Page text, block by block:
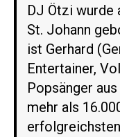
DJ Ötzi wurde
St. Johann
ist Gerhard
Entertainer,
Popsänger
mehr als